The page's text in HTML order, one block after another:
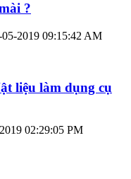
?
05-2019 09:15:42 AM
liệu làm dụng cụ
02:29:05 PM